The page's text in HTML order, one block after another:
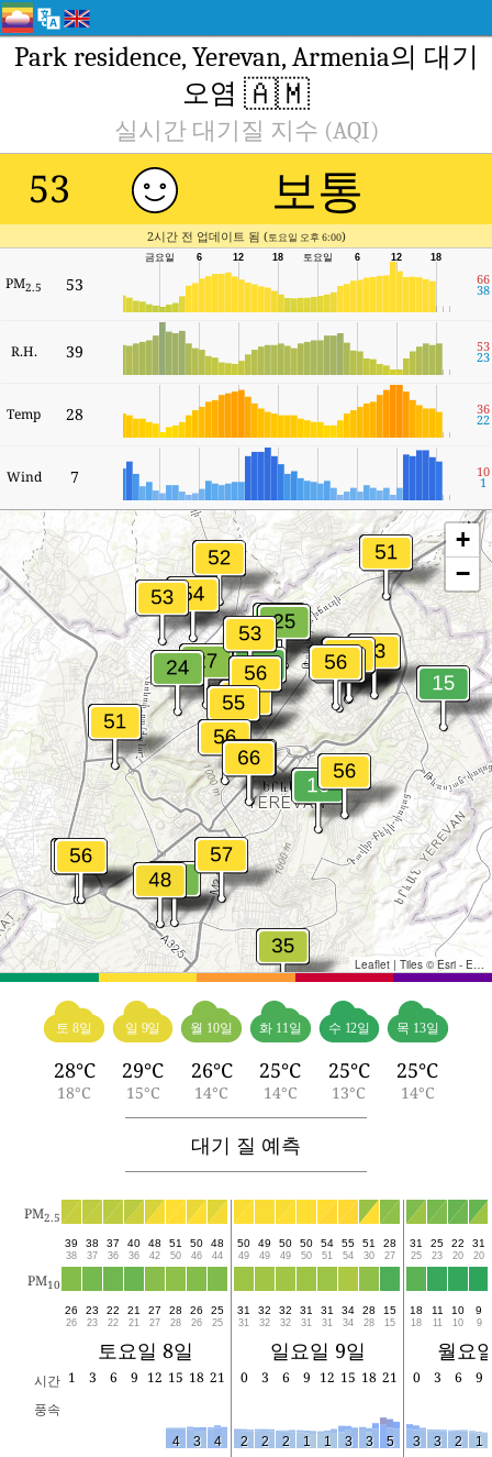
Park residence, Yerevan, Armenia의 대기
오염 🇦🇲
실시간 대기질 지수 (AQI)
53 보통
2시간 전 업데이트 됨 (토요일 오후 6:00)
PM2.5 53
18
12
6
토요일
18
12
6
금요일
66
38
R.H. 39 53
23
Temp 28 36
22
Wind 7 10
1
+
−
Leaflet | Tiles © Esri - Esri, DeLorme, NAVTEQ, TomTom, Intermap, iPC, USGS, FAO, NPS, NRCAN, GeoBase, Kadaster NL, Ordnance Survey, Esri Japan, METI, Esri China (Hong Kong), and the GIS User Community
토 8일
28°C
18°C
일 9일
29°C
15°C
월 10일
26°C
14°C
화 11일
25°C
14°C
수 12일
25°C
13°C
목 13일
25°C
14°C
대기 질 예측
PM2.5
39
38
38
37
37
36
40
36
48
42
51
50
50
46
48
44
50
49
49
49
50
49
50
50
54
51
55
54
51
30
28
27
31
25
25
23
22
20
31
20
PM10
26
26
23
23
22
22
21
21
27
27
28
28
26
26
25
25
31
31
32
32
32
32
31
31
31
31
34
34
28
28
15
15
18
18
11
11
10
10
9
9
토요일 8일 일요일 9일 월요
시간 1 3 6 9 12 15 18 21 0 3 6 9 12 15 18 21 0 3 6
9
풍속
4 3 4 2 2 2 1 1 3 3 5 3 3 2 1